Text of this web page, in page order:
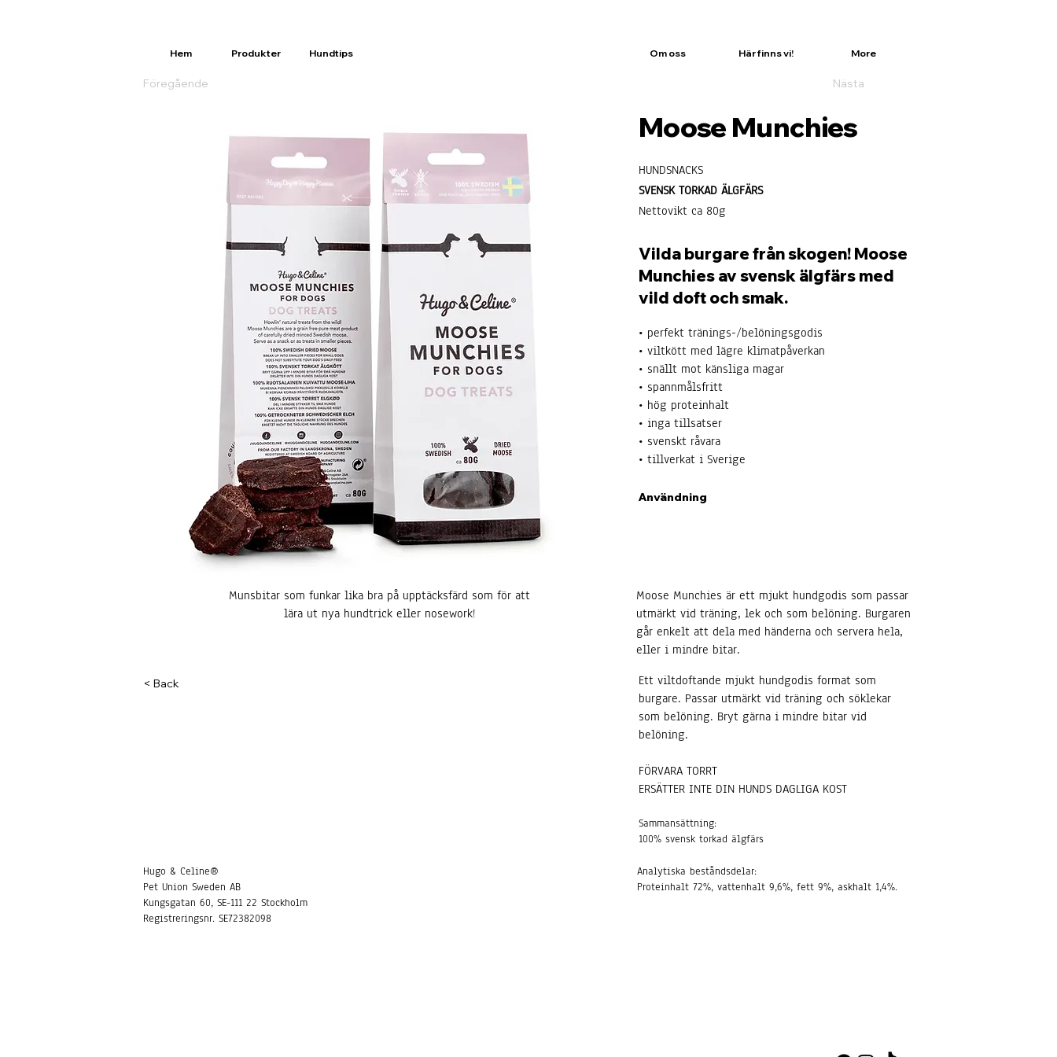
Hem Produkter Hundtips Om oss Här finns vi! More
Föregående
Munsbitar som funkar lika bra på upptäcksfärd som för att
lära ut nya hundtrick eller nosework!
< Back
Nästa
Moose Munchies
HUNDSNACKS
SVENSK TORKAD ÄLGFÄRS
Nettovikt ca 80g
Vilda burgare från skogen! Moose
Munchies av svensk älgfärs med
vild doft och smak.
• perfekt tränings-/belöningsgodis
• viltkött med lägre klimatpåverkan
• snällt mot känsliga magar
• spannmålsfritt
• hög proteinhalt
• inga tillsatser
• svenskt råvara
• tillverkat i Sverige
Användning
Moose Munchies är ett mjukt hundgodis som passar
utmärkt vid träning, lek och som belöning. Burgaren
går enkelt att dela med händerna och servera hela,
eller i mindre bitar.
Ett viltdoftande mjukt hundgodis format som
burgare. Passar utmärkt vid träning och söklekar
som belöning. Bryt gärna i mindre bitar vid
belöning.
FÖRVARA TORRT
ERSÄTTER INTE DIN HUNDS DAGLIGA KOST
Sammansättning:
100% svensk torkad älgfärs
Hugo & Celine®
Pet Union Sweden AB
Kungsgatan 60, SE-111 22 Stockholm
Registreringsnr. SE72382098
Analytiska beståndsdelar:
Proteinhalt 72%, vattenhalt 9,6%, fett 9%, askhalt 1,4%.